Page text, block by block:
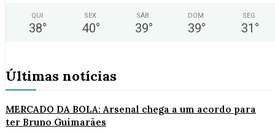
QUI
38°
SEX
40°
SÁB
39°
DOM
39°
SEG
31 °
Últimas notícias
MERCADO DA BOLA: Arsenal chega a um acordo para
ter Bruno Guimarães